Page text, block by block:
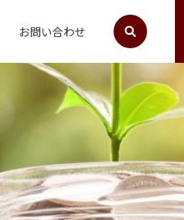
お問い合わせ